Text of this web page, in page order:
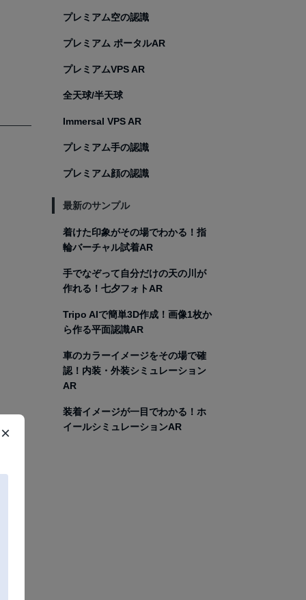
×
プレミアム空の認識
プレミアム ポータルAR
プレミアムVPS AR
全天球/半天球
Immersal VPS AR
プレミアム手の認識
プレミアム顔の認識
最新のサンプル
着けた印象がその場でわかる！指
輪バーチャル試着AR
手でなぞって自分だけの天の川が
作れる！七夕フォトAR
Tripo AIで簡単3D作成！画像1枚か
ら作る平面認識AR
車のカラーイメージをその場で確
認！内装・外装シミュレーション
AR
装着イメージが一目でわかる！ホ
イールシミュレーションAR